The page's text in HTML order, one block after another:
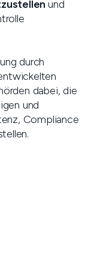
und
durch
dabei, die
und
Compliance